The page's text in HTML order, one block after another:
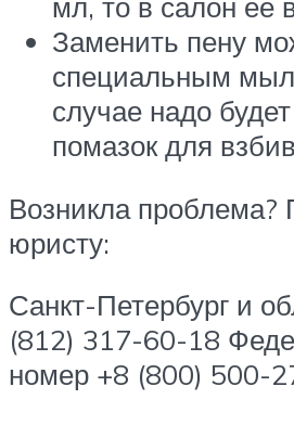
Заменить пену
специальным
случае надо
помазок для
Возникла проблема?
юристу:
Санкт-Петербург и
(812) 317-60-18
номер +8 (800) 500-